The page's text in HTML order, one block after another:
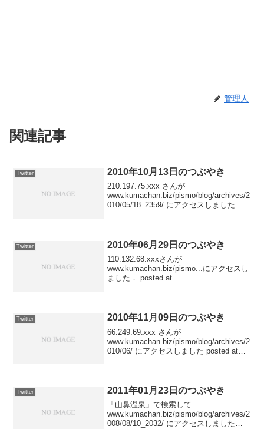
管理人
関連記事
Twitter 2010年10月13日のつぶやき
210.197.75.xxx さんが
www.kumachan.biz/pismo/blog/archives/2
010/05/18_2359/ にアクセスしました
Twitter 2010年06月29日のつぶやき
110.132.68.xxxさんが
www.kumachan.biz/pismo...にアクセスし
ました． posted at
Twitter 2010年11月09日のつぶやき
66.249.69.xxx さんが
www.kumachan.biz/pismo/blog/archives/2
010/06/ にアクセスしました posted at
Twitter 2011年01月23日のつぶやき
「山鼻温泉」で検索して
www.kumachan.biz/pismo/blog/archives/2
008/08/10_2032/ にアクセスしました